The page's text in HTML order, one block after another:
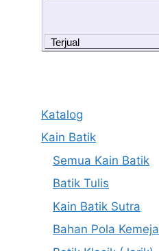
Terjual
Katalog
Kain Batik
Semua Kain Batik
Batik Tulis
Kain Batik Sutra
Bahan Pola Kemeja